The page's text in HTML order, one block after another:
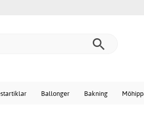
Ballonger Bakning